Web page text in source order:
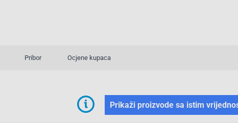
Pribor Ocjene kupaca
Prikaži proizvode sa istim